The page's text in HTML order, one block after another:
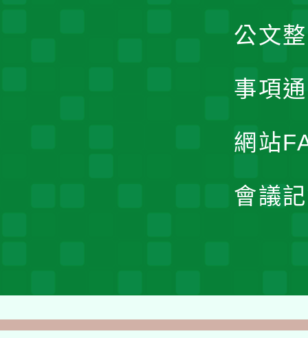
公文
事項
網站
會議